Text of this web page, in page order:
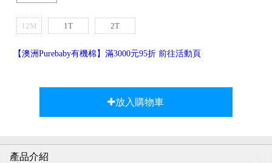
12M 1T 2T
【澳洲Purebaby有機棉】滿3000元95折 前往活動頁
放入購物車
產品介紹